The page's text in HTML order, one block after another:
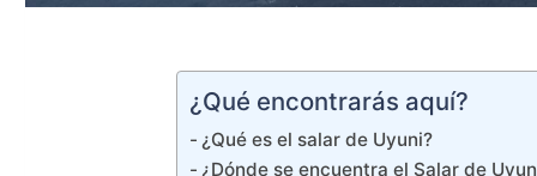
¿Qué encontrarás aquí?
¿Qué es el salar de Uyuni?
¿Dónde se encuentra el Salar de